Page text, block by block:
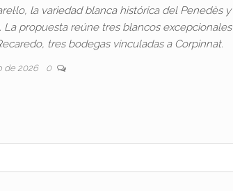
la variedad blanca histórica del Penedès y
propuesta reúne tres blancos excepcionales
tres bodegas vinculadas a Corpinnat.
de 2026 0